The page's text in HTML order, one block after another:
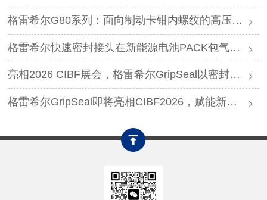
格雷希尔G80系列：面向制动卡钳内螺纹的高压密封连接方案
格雷希尔快速密封接头在新能源电池PACK包气密测试中的应用
亮相2026 CIBF展会，格雷希尔GripSeal以密封连接硬核实力圈粉
格雷希尔GripSeal即将亮相CIBF2026，赋能新能源产业绿色发展